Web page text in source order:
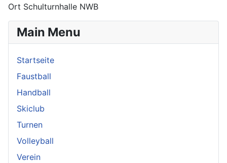
Ort Schulturnhalle NWB
Main Menu
Startseite
Faustball
Handball
Skiclub
Turnen
Volleyball
Verein